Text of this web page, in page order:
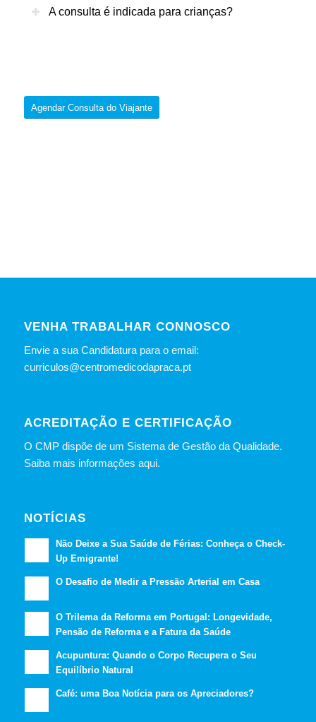
A consulta é indicada para crianças?
Agendar Consulta do Viajante
VENHA TRABALHAR CONNOSCO
Envie a sua Candidatura para o email:
curriculos@centromedicodapraca.pt
ACREDITAÇÃO E CERTIFICAÇÃO
O CMP dispõe de um Sistema de Gestão da Qualidade.
Saiba mais informações aqui.
NOTÍCIAS
Não Deixe a Sua Saúde de Férias: Conheça o Check-
Up Emigrante!
O Desafio de Medir a Pressão Arterial em Casa
O Trilema da Reforma em Portugal: Longevidade,
Pensão de Reforma e a Fatura da Saúde
Acupuntura: Quando o Corpo Recupera o Seu
Equilíbrio Natural
Café: uma Boa Notícia para os Apreciadores?